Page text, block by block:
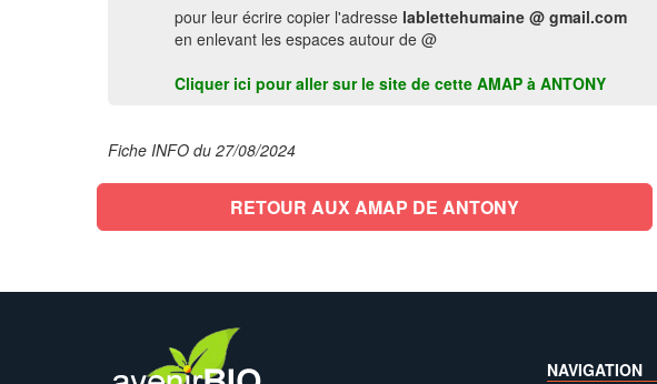
pour leur écrire copier l'adresse lablettehumaine @ gmail.com
en enlevant les espaces autour de @
Cliquer ici pour aller sur le site de cette AMAP à ANTONY
Fiche INFO du 27/08/2024
RETOUR AUX AMAP DE ANTONY
NAVIGATION